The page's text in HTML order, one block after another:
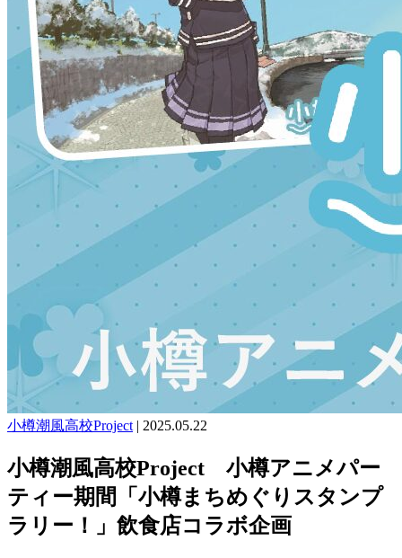
小樽潮風高校Project | 2025.05.22
小樽潮風高校Project 小樽アニメパー
ティー期間「小樽まちめぐりスタンプ
ラリー！」飲食店コラボ企画